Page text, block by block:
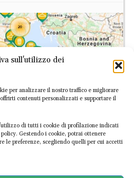
sull'utilizzo dei
per analizzare il nostro traffico e migliorare
contenuti personalizzati e supportare il
di tutti i cookie di profilazione indicati
Gestendo i cookie, potrai ottenere
le preferenze, scegliendo quelli per cui accetti